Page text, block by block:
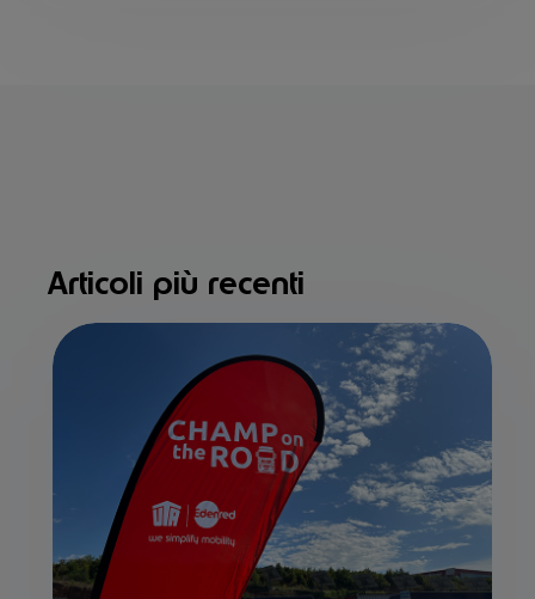
Articoli più recenti